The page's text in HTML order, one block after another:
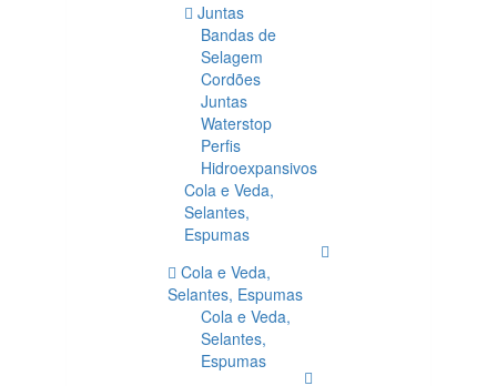
Juntas
Bandas de
Selagem
Cordões
Juntas
Waterstop
Perfis
Hidroexpansivos
Cola e Veda,
Selantes,
Espumas
Cola e Veda,
Selantes, Espumas
Cola e Veda,
Selantes,
Espumas